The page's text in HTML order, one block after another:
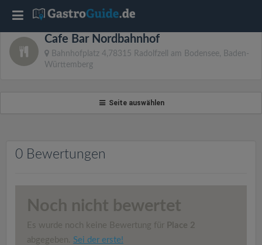
Cafe Bar Nordbahnhof
Bahnhofplatz 4,78315 Radolfzell am Bodensee, Baden-
Württemberg
Seite auswählen
0 Bewertungen
Noch nicht bewertet
Es wurde noch keine Bewertung für Place 2
abgegeben. Sei der erste!
T
o